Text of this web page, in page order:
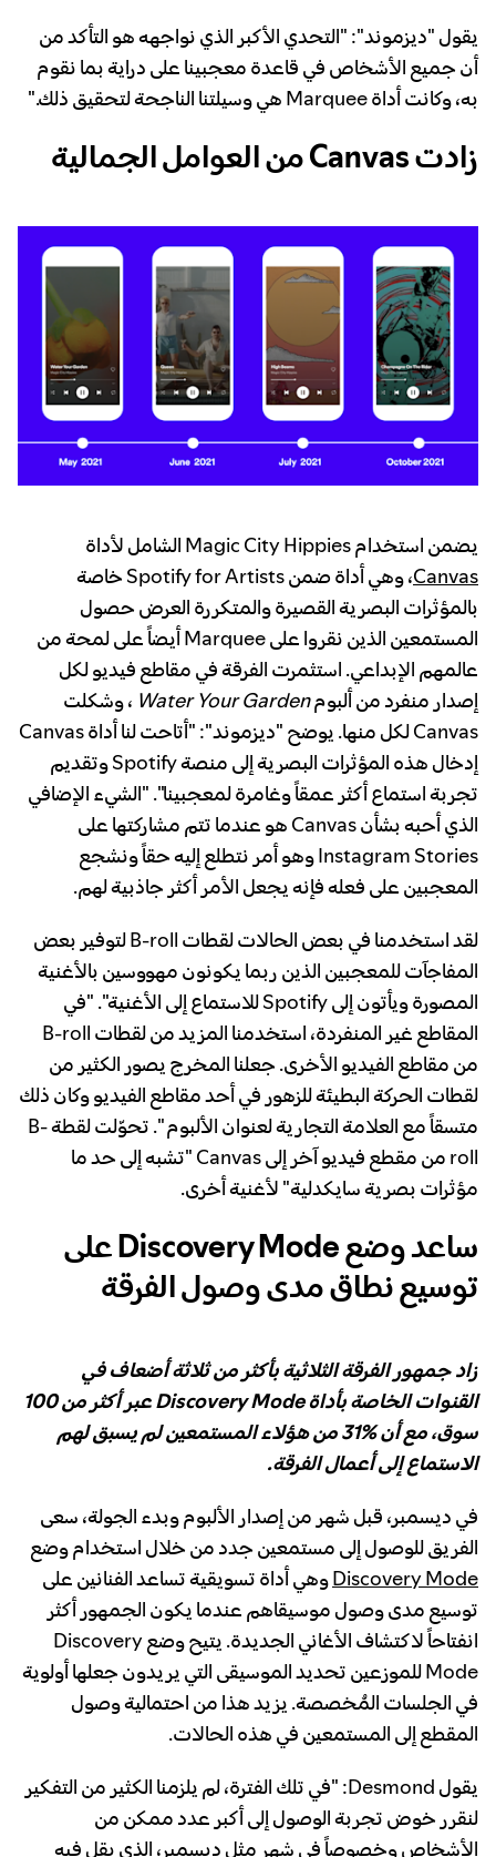
يقول "ديزموند": "التحدي الأكبر الذي نواجهه هو التأكد من
أن جميع الأشخاص في قاعدة معجبينا على دراية بما نقوم
به، وكانت أداة Marquee هي وسيلتنا الناجحة لتحقيق ذلك."
زادت Canvas من العوامل الجمالية
يضمن استخدام Magic City Hippies الشامل لأداة
Canvas
، وهي أداة ضمن Spotify for Artists خاصة
بالمؤثرات البصرية القصيرة والمتكررة العرض حصول
المستمعين الذين نقروا على Marquee أيضاً على لمحة من
عالمهم الإبداعي. استثمرت الفرقة في مقاطع فيديو لكل
إصدار منفرد من ألبومWater Your Garden ، وشكلت
Canvas لكل منها. يوضح "ديزموند": "أتاحت لنا أداة Canvas
إدخال هذه المؤثرات البصرية إلى منصة Spotify وتقديم
تجربة استماع أكثر عمقاً وغامرة لمعجبينا". "الشيء الإضافي
الذي أحبه بشأن Canvas هو عندما تتم مشاركتها على
Instagram Stories وهو أمر نتطلع إليه حقاً ونشجع
المعجبين على فعله فإنه يجعل الأمر أكثر جاذبية لهم.
لقد استخدمنا في بعض الحالات لقطات B-roll لتوفير بعض
المفاجآت للمعجبين الذين ربما يكونون مهووسين بالأغنية
المصورة ويأتون إلى Spotify للاستماع إلى الأغنية". "في
المقاطع غير المنفردة، استخدمنا المزيد من لقطات B-roll
من مقاطع الفيديو الأخرى. جعلنا المخرج يصور الكثير من
لقطات الحركة البطيئة للزهور في أحد مقاطع الفيديو وكان ذلك
متسقاً مع العلامة التجارية لعنوان الألبوم ". تحوّلت لقطة B-
roll من مقطع فيديو آخر إلى Canvas "تشبه إلى حد ما
مؤثرات بصرية سايكدلية" لأغنية أخرى.
ساعد وضع Discovery Mode على
توسيع نطاق مدى وصول الفرقة
زاد جمهور الفرقة الثلاثية بأكثر من ثلاثة أضعاف في
القنوات الخاصة بأداة Discovery Mode عبر أكثر من 100
سوق، مع أن %31 من هؤلاء المستمعين لم يسبق لهم
الاستماع إلى أعمال الفرقة.
في ديسمبر، قبل شهر من إصدار الألبوم وبدء الجولة، سعى
الفريق للوصول إلى مستمعين جدد من خلال استخدام وضع
Discovery Modeوهي أداة تسويقية تساعد الفنانين على
توسيع مدى وصول موسيقاهم عندما يكون الجمهور أكثر
انفتاحاً لاكتشاف الأغاني الجديدة. يتيح وضع Discovery
Mode للموزعين تحديد الموسيقى التي يريدون جعلها أولوية
في الجلسات المُخصصة. يزيد هذا من احتمالية وصول
المقطع إلى المستمعين في هذه الحالات.
يقول Desmond: "في تلك الفترة، لم يلزمنا الكثير من التفكير
لنقرر خوض تجربة الوصول إلى أكبر عدد ممكن من
الأشخاص وخصوصاً في شهر مثل ديسمبر، الذي يقل فيه